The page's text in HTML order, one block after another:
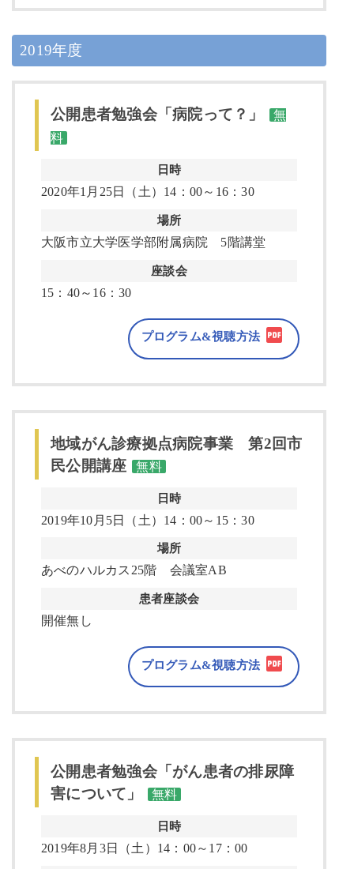
2019年度
公開患者勉強会「病院って？」
無
料
日時
2020年1月25日（土）14：00～16：30
場所
大阪市立大学医学部附属病院 5階講堂
座談会
15：40～16：30
プログラム&視聴方法
地域がん診療拠点病院事業 第2回市
民公開講座
無料
日時
2019年10月5日（土）14：00～15：30
場所
あべのハルカス25階 会議室AB
患者座談会
開催無し
プログラム&視聴方法
公開患者勉強会「がん患者の排尿障
害について」
無料
日時
2019年8月3日（土）14：00～17：00